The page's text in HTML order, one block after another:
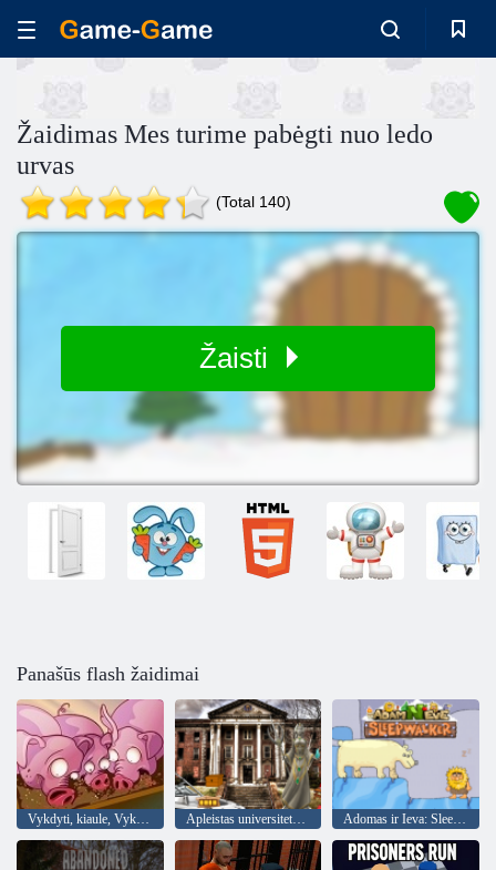
Žaidimas Mes turime pabėgti nuo ledo
urvas
(Total 140)
Žaisti
Panašūs flash žaidimai
Vykdyti, kiaule, Vykdyti Apleistas universiteto html5 pabėgimas Adomas ir Ieva: Sleepwalker